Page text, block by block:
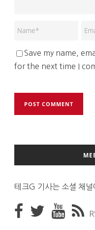
Save my name,
for the next time I
테크G 기사는 소셜 채